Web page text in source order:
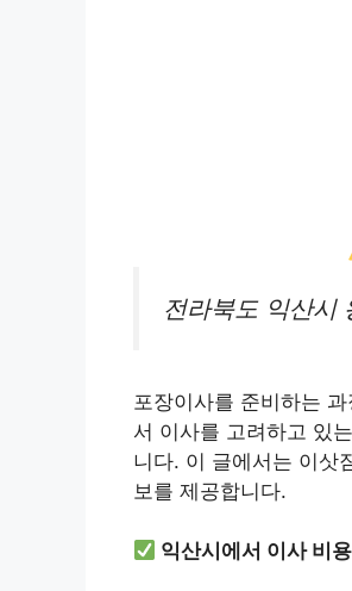
전라북도 익산시
포장이사를 준비하는
서 이사를 고려하고 있
니다. 이 글에서는 이삿
보를 제공합니다.
익산시에서 이사 비